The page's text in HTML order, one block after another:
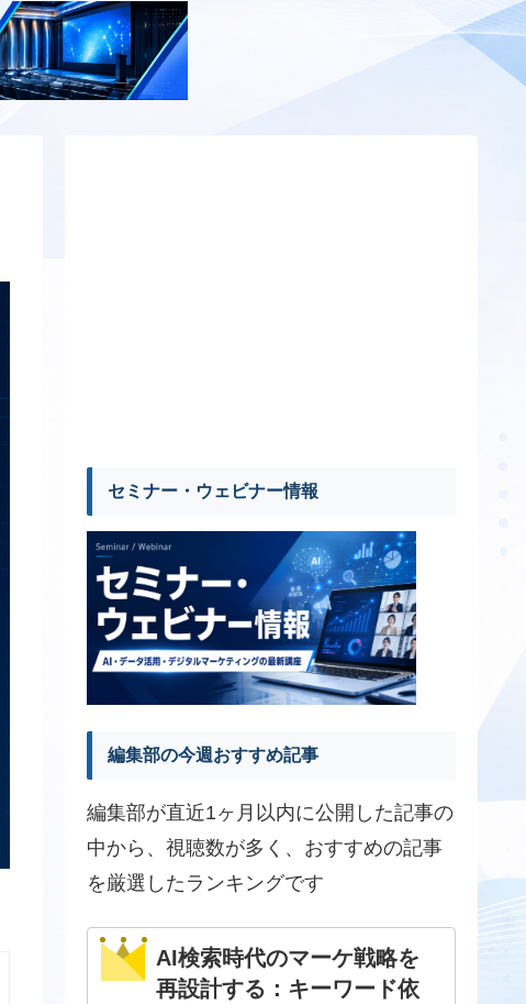
セミナー・ウェビナー情報
編集部の今週おすすめ記事
編集部が直近1ヶ月以内に公開した記事の
中から、視聴数が多く、おすすめの記事
を厳選したランキングです
AI検索時代のマーケ戦略を
再設計する：キーワード依